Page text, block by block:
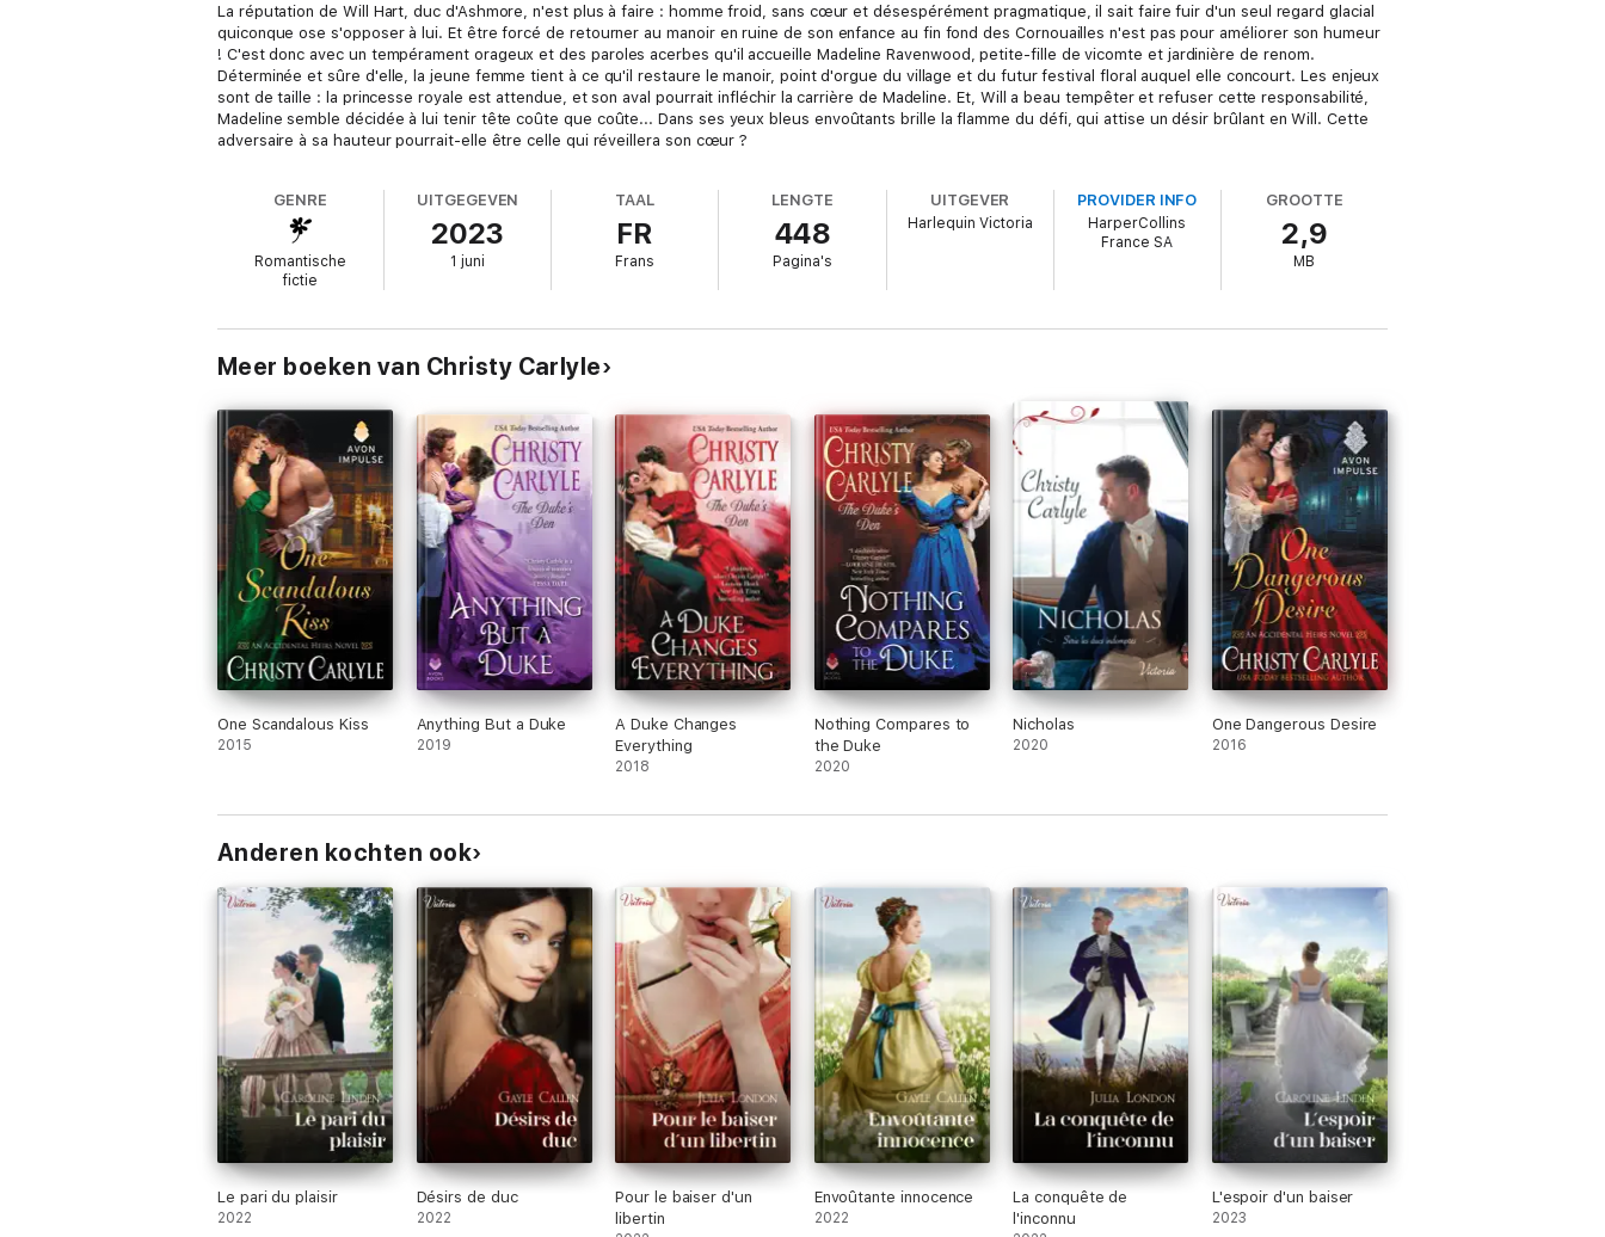
La réputation de Will Hart, duc d'Ashmore, n'est plus à faire : homme froid, sans cœur et désespérément pragmatique, il sait faire fuir d'un seul regard glacial
quiconque ose s'opposer à lui. Et être forcé de retourner au manoir en ruine de son enfance au fin fond des Cornouailles n'est pas pour améliorer son humeur
! C'est donc avec un tempérament orageux et des paroles acerbes qu'il accueille Madeline Ravenwood, petite-fille de vicomte et jardinière de renom.
Déterminée et sûre d'elle, la jeune femme tient à ce qu'il restaure le manoir, point d'orgue du village et du futur festival floral auquel elle concourt. Les enjeux
sont de taille : la princesse royale est attendue, et son aval pourrait infléchir la carrière de Madeline. Et, Will a beau tempêter et refuser cette responsabilité,
Madeline semble décidée à lui tenir tête coûte que coûte... Dans ses yeux bleus envoûtants brille la flamme du défi, qui attise un désir brûlant en Will. Cette
adversaire à sa hauteur pourrait-elle être celle qui réveillera son cœur ?
GENRE
Romantische
fictie
UITGEGEVEN
2023
1 juni
TAAL
FR
Frans
LENGTE
448
Pagina's
UITGEVER
Harlequin Victoria
PROVIDER INFO
HarperCollins
France SA
GROOTTE
2,9
MB
Meer boeken van Christy Carlyle
One Scandalous Kiss
2015
Anything But a Duke
2019
A Duke Changes
Everything
2018
Nothing Compares to
the Duke
2020
Nicholas
2020
One Dangerous Desire
2016
Anderen kochten ook
Le pari du plaisir
2022
Désirs de duc
2022
Pour le baiser d'un
libertin
Envoûtante innocence
2022
La conquête de
l'inconnu
L'espoir d'un baiser
2023